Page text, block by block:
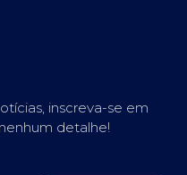
inscreva-se em
detalhe!